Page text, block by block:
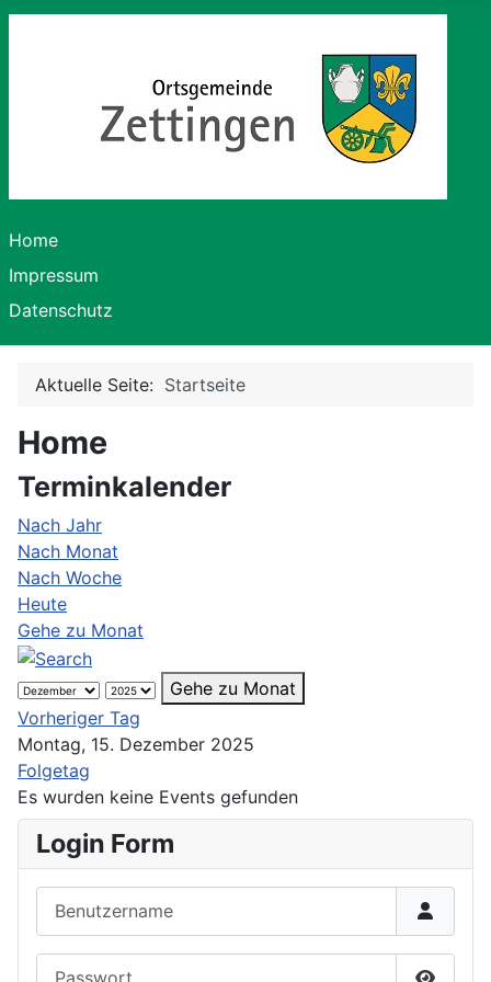
Home
Impressum
Datenschutz
Aktuelle Seite: Startseite
Home
Terminkalender
Nach Jahr
Nach Monat
Nach Woche
Heute
Gehe zu Monat
Gehe zu Monat
Vorheriger Tag
Montag, 15. Dezember 2025
Folgetag
Es wurden keine Events gefunden
Login Form